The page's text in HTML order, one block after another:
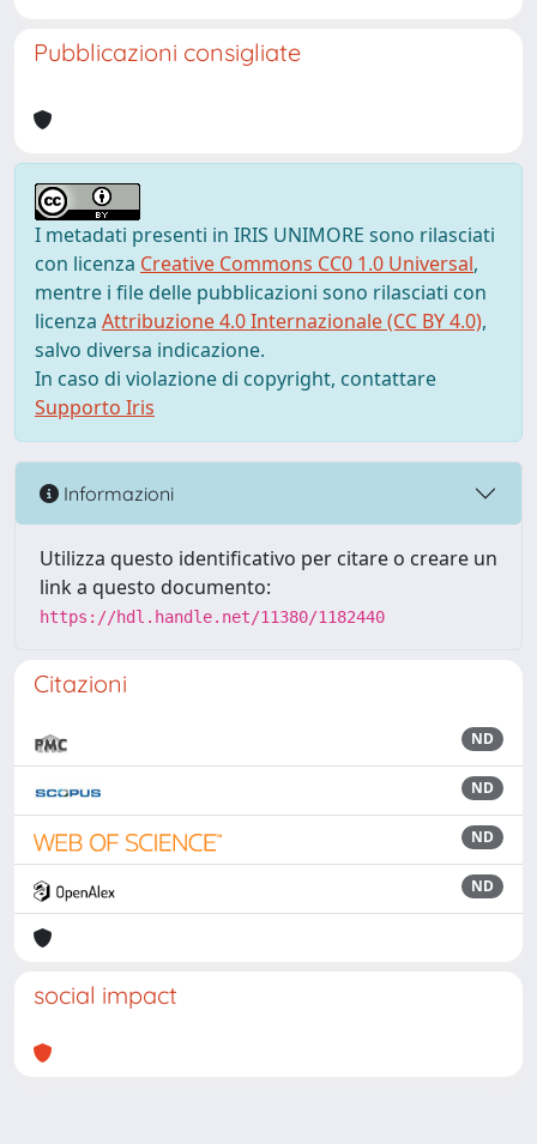
Pubblicazioni consigliate
I metadati presenti in IRIS UNIMORE sono rilasciati
con licenza Creative Commons CC0 1.0 Universal,
mentre i file delle pubblicazioni sono rilasciati con
licenza Attribuzione 4.0 Internazionale (CC BY 4.0),
salvo diversa indicazione.
In caso di violazione di copyright, contattare
Supporto Iris
Informazioni
Utilizza questo identificativo per citare o creare un
link a questo documento:
https://hdl.handle.net/11380/1182440
Citazioni
ND
ND
ND
ND
social impact